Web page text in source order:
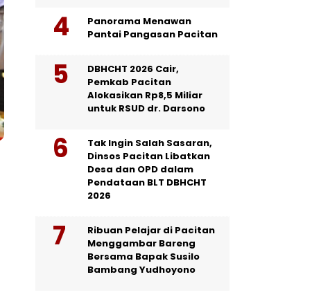
Panorama Menawan
Pantai Pangasan Pacitan
DBHCHT 2026 Cair,
Pemkab Pacitan
Alokasikan Rp8,5 Miliar
untuk RSUD dr. Darsono
Tak Ingin Salah Sasaran,
Dinsos Pacitan Libatkan
Desa dan OPD dalam
Pendataan BLT DBHCHT
2026
Ribuan Pelajar di Pacitan
Menggambar Bareng
Bersama Bapak Susilo
Bambang Yudhoyono